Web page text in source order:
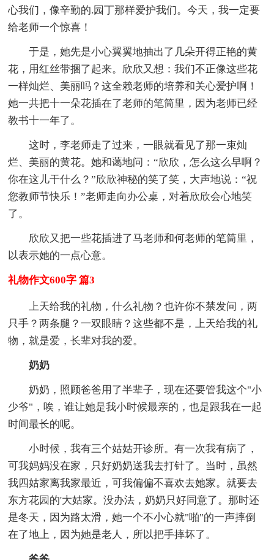
心我们，像辛勤的.园丁那样爱护我们。今天，我一定要
给老师一个惊喜！
于是，她先是小心翼翼地抽出了几朵开得正艳的黄
花，用红丝带捆了起来。欣欣又想：我们不正像这些花
一样灿烂、美丽吗？这全赖老师的培养和关心爱护啊！
她一共把十一朵花插在了老师的笔筒里，因为老师已经
教书十一年了。
这时，李老师走了过来，一眼就看见了那一束灿
烂、美丽的黄花。她和蔼地问：“欣欣，怎么这么早啊？
你在这儿干什么？”欣欣神秘的笑了笑，大声地说：“祝
您教师节快乐！”老师走向办公桌，对着欣欣会心地笑
了。
欣欣又把一些花插进了马老师和何老师的笔筒里，
以表示她的一点心意。
礼物作文600字 篇3
上天给我的礼物，什么礼物？也许你不禁发问，两
只手？两条腿？一双眼睛？这些都不是，上天给我的礼
物，就是爱，长辈对我的爱。
奶奶
奶奶，照顾爸爸用了半辈子，现在还要管我这个"小
少爷"，唉，谁让她是我小时候最亲的，也是跟我在一起
时间最长的呢。
小时候，我有三个姑姑开诊所。有一次我有病了，
可我妈妈没在家，只好奶奶送我去打针了。当时，虽然
我四姑家离我家最近，可我偏偏不喜欢去她家。就要去
东方花园的'大姑家。没办法，奶奶只好同意了。那时还
是冬天，因为路太滑，她一个不小心就"啪"的一声摔倒
在了地上，因为她是老人，所以把手摔坏了。